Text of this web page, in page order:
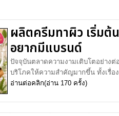
ผลิตครีมทาผิว เริ่มต้
อยากมีแบรนด์
ปัจจุบันตลาดความงามเติบโตอย่าง
บริโภคให้ความสำคัญมากขึ้น ทั้งเรื่อง
อ่านต่อคลิก(อ่าน 170 ครั้ง)